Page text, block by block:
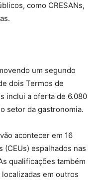
como CRESANs,
um segundo
dois Termos de
inclui a oferta de 6.080
setor da gastronomia.
acontecer em 16
(CEUs) espalhados nas
qualificações também
em outros